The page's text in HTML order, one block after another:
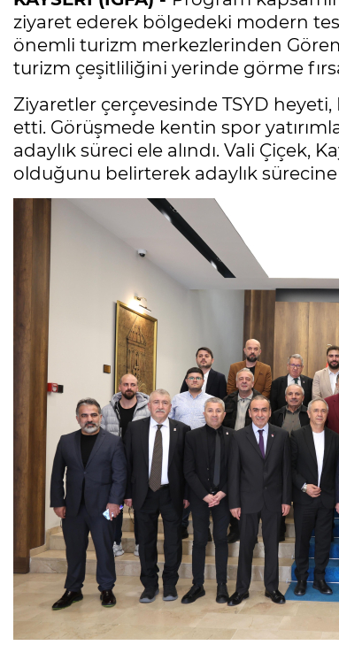
ziyaret ederek bölgedeki modern
önemli turizm merkezlerinden
turizm çeşitliliğini yerinde görme
Ziyaretler çerçevesinde TSYD
etti. Görüşmede kentin spor
adaylık süreci ele alındı. Vali Çiçek,
olduğunu belirterek adaylık